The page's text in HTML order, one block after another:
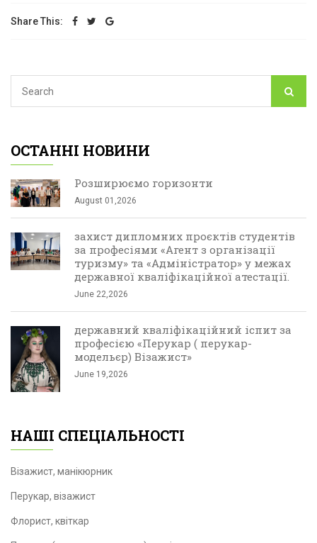
Share This:
ОСТАННІ НОВИНИ
Розширюємо горизонти
August 01,2026
захист дипломних проєктів студентів
за професіями «Агент з організації
туризму» та «Адміністратор» у межах
державної кваліфікаційної атестації.
June 22,2026
державний кваліфікаційний іспит за
професією «Перукар ( перукар-
модельєр) Візажист»
June 19,2026
НАШІ СПЕЦІАЛЬНОСТІ
Візажист, манікюрник
Перукар, візажист
Флорист, квіткар